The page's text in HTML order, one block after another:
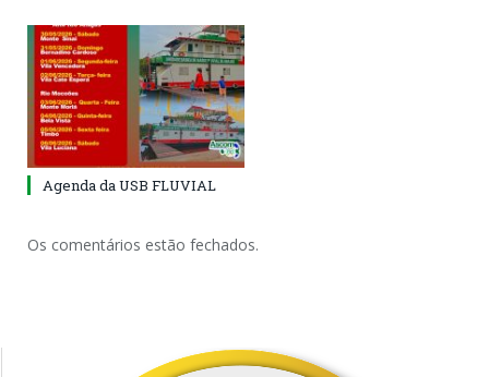
Agenda da USB FLUVIAL
Os comentários estão fechados.